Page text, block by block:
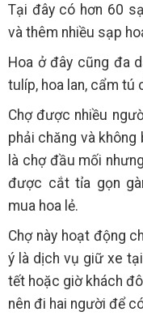
Tại đây có hơn 60
và thêm nhiều sạp
Hoa ở đây cũng đa
tulíp, hoa lan, cẩm tú
Chợ được nhiều
phải chăng và không
là chợ đầu mối
được cắt tỉa gọn
mua hoa lẻ.
Chợ này hoạt động
ý là dịch vụ giữ xe
tết hoặc giờ khách
nên đi hai người để